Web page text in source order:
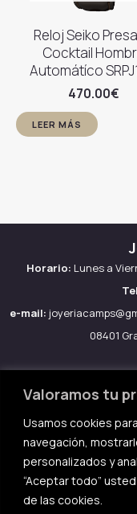
Valoramos tu
Usamos cookies
navegación,
personalizados y
“Aceptar todo”
de las cookies.
Reloj Seiko
Cocktail
Automátíco
470.00€
LEER MÁS
Horario: Lunes a
e-mail:
08401